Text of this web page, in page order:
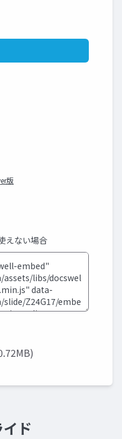
版
えない場合
ド